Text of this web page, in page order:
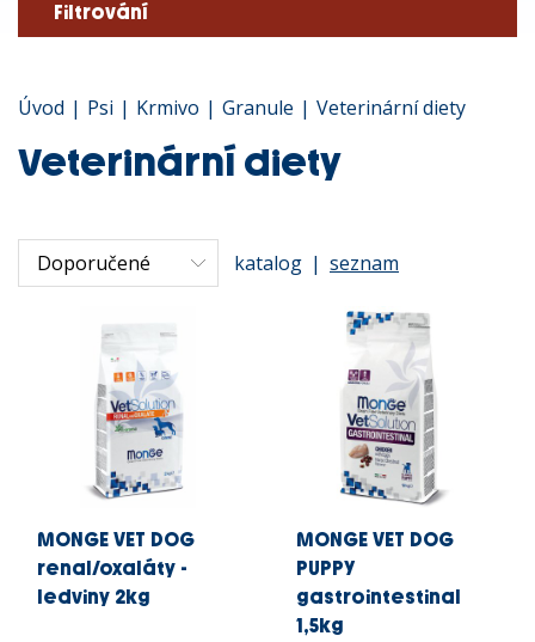
Filtrování
Úvod | Psi | Krmivo | Granule | Veterinární diety
Veterinární diety
katalog | seznam
MONGE VET DOG
renal/oxaláty -
ledviny 2kg
MONGE VET DOG
PUPPY
gastrointestinal
1,5kg